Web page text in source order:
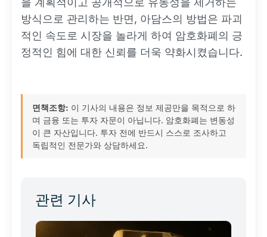
방식으로 관리하는 반면, 아담스의 방법은 파괴
적인 속도로 시장을 놀라게 하여 암호화폐의 긍
정적인 힘에 대한 신뢰를 더욱 약화시켰습니다.
면책조항: 이 기사의 내용은 정보 제공만을 목적으로 하
며 금융 또는 투자 자문이 아닙니다. 암호화폐는 변동성
이 큰 자산입니다. 투자 전에 반드시 스스로 조사하고
독립적인 전문가와 상담하세요.
관련 기사